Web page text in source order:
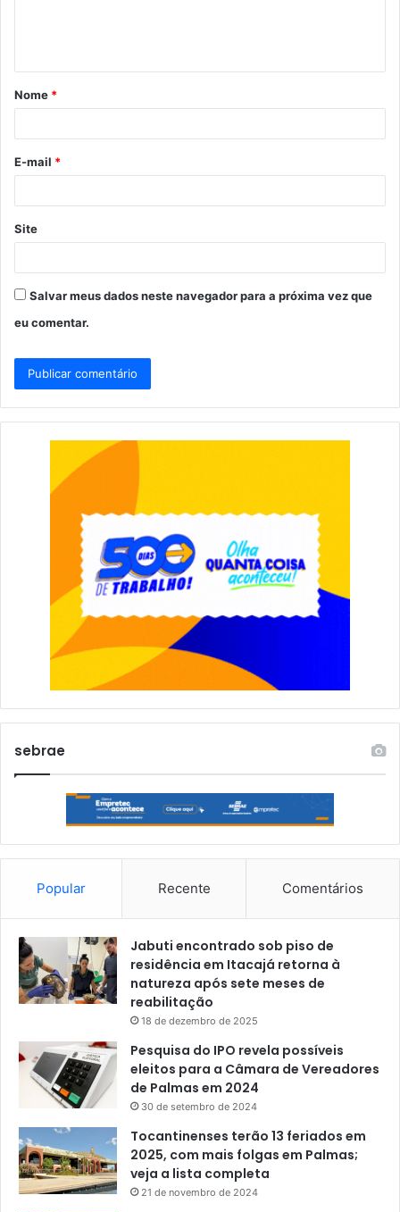
á
r
*
Nome *
E-mail *
Site
Salvar meus dados neste navegador para a próxima vez que
eu comentar.
sebrae
Popular Recente Comentários
Jabuti encontrado sob piso de
residência em Itacajá retorna à
natureza após sete meses de
reabilitação
18 de dezembro de 2025
Pesquisa do IPO revela possíveis
eleitos para a Câmara de Vereadores
de Palmas em 2024
30 de setembro de 2024
Tocantinenses terão 13 feriados em
2025, com mais folgas em Palmas;
veja a lista completa
21 de novembro de 2024